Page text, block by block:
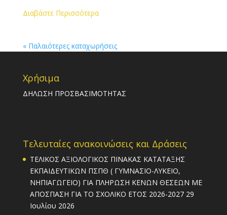
Διαβάστε Περισσότερα
« Παλαιότερες καταχωρήσεις
Χρήσιμα
ΔΗΛΩΣΗ ΠΡΟΣΒΑΣΙΜΟΤΗΤΑΣ
Τελευταίες ανακοινώσεις και Δράσεις
ΤΕΛΙΚΟΣ ΑΞΙΟΛΟΓΙΚΟΣ ΠΙΝΑΚΑΣ ΚΑΤΑΤΑΞΗΣ
ΕΚΠΑΙΔΕΥΤΙΚΩΝ ΠΣΠΘ ( ΓΥΜΝΑΣΙΟ-ΛΥΚΕΙΟ,
ΝΗΠΙΑΓΩΓΕΙΟ) ΓΙΑ ΠΛΗΡΩΣΗ ΚΕΝΩΝ ΘΕΣΕΩΝ ΜΕ
ΑΠΟΣΠΑΣΗ ΓΙΑ ΤΟ ΣΧΟΛΙΚΟ ΕΤΟΣ 2026-2027 29
Ιουλίου 2026